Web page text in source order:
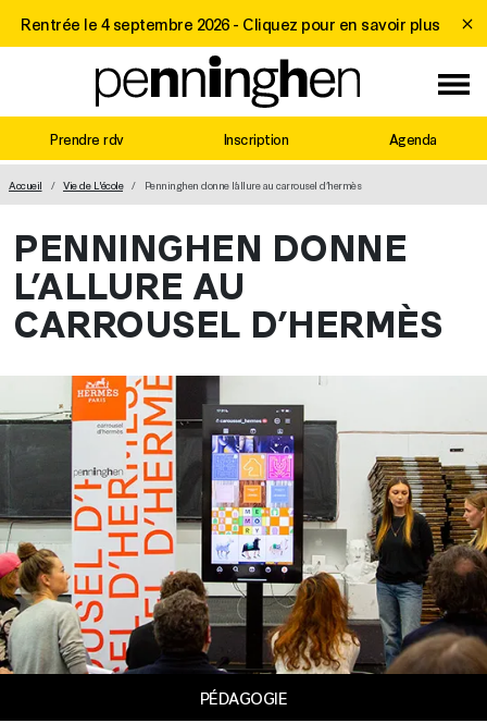
Rentrée le 4 septembre 2026 - Cliquez pour en savoir plus
Prendre rdv Inscription Agenda
MAIN NAVIGATION
Accueil Vie de L'école Penninghen donne l’allure au carrousel d’hermès
PENNINGHEN DONNE
L’ALLURE AU
CARROUSEL D’HERMÈS
PÉDAGOGIE